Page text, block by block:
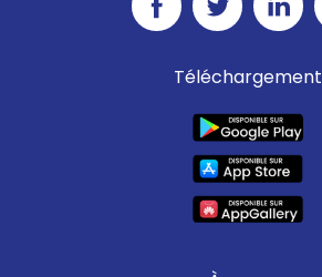
Téléchargement